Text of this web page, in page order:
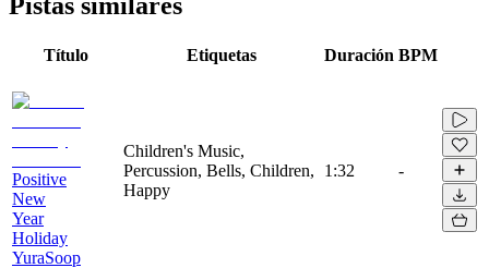
Título Etiquetas Duración BPM
Positive
New
Year
Holiday
YuraSoop
Children's Music,
Percussion, Bells, Children,
Happy
1:32 -